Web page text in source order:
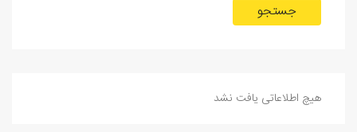
جستجو
هیچ اطلاعاتی یافت نشد